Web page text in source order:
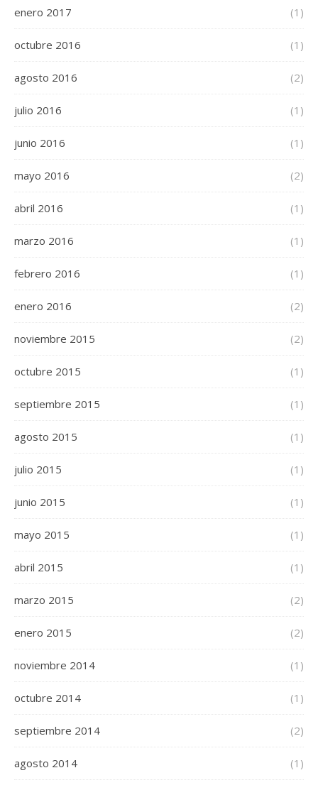
enero 2017 (1)
octubre 2016 (1)
agosto 2016 (2)
julio 2016 (1)
junio 2016 (1)
mayo 2016 (2)
abril 2016 (1)
marzo 2016 (1)
febrero 2016 (1)
enero 2016 (2)
noviembre 2015 (2)
octubre 2015 (1)
septiembre 2015 (1)
agosto 2015 (1)
julio 2015 (1)
junio 2015 (1)
mayo 2015 (1)
abril 2015 (1)
marzo 2015 (2)
enero 2015 (2)
noviembre 2014 (1)
octubre 2014 (1)
septiembre 2014 (2)
agosto 2014 (1)